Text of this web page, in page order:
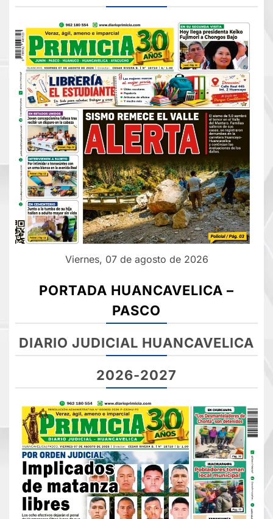
Viernes, 07 de agosto de 2026
PORTADA HUANCAVELICA –
PASCO
DIARIO JUDICIAL HUANCAVELICA
2026-2027